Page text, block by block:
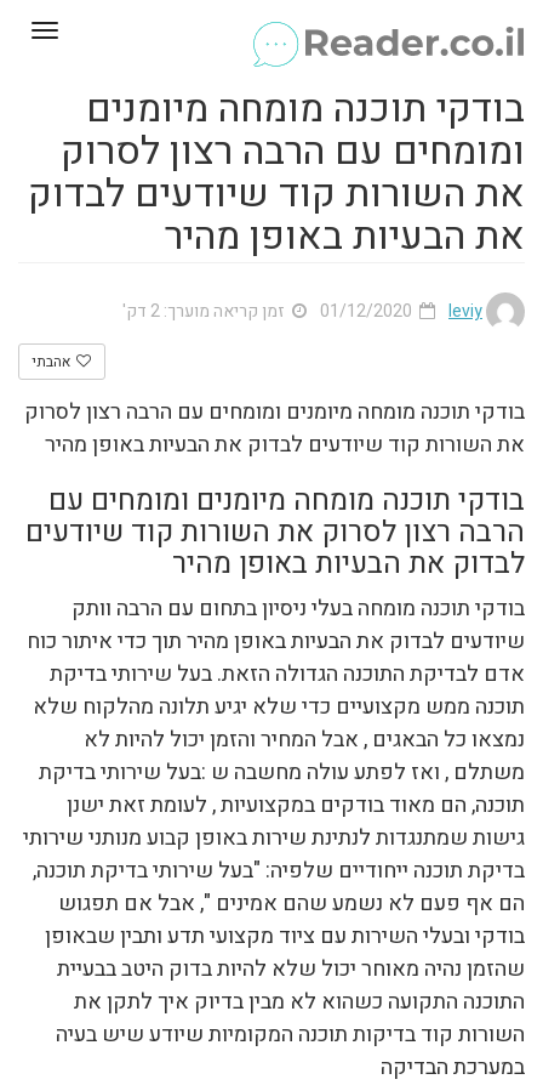
בודקי תוכנה מומחה מיומנים
ומומחים עם הרבה רצון לסרוק
את השורות קוד שיודעים לבדוק
את הבעיות באופן מהיר
leviy זמן קריאה מוערך: 2 דק'
אהבתי
בודקי תוכנה מומחה מיומנים ומומחים עם הרבה רצון לסרוק
את השורות קוד שיודעים לבדוק את הבעיות באופן מהיר
בודקי תוכנה מומחה מיומנים ומומחים עם
הרבה רצון לסרוק את השורות קוד שיודעים
לבדוק את הבעיות באופן מהיר
בודקי תוכנה מומחה בעלי ניסיון בתחום עם הרבה וותק
שיודעים לבדוק את הבעיות באופן מהיר תוך כדי איתור כוח
אדם לבדיקת התוכנה הגדולה הזאת. בעל שירותי בדיקת
תוכנה ממש מקצועיים כדי שלא יגיע תלונה מהלקוח שלא
נמצאו כל הבאגים , אבל המחיר והזמן יכול להיות לא
משתלם , ואז לפתע עולה מחשבה ש :בעל שירותי בדיקת
תוכנה, הם מאוד בודקים במקצועיות , לעומת זאת ישנן
גישות שמתנגדות לנתינת שירות באופן קבוע מנותני שירותי
בדיקת תוכנה ייחודיים שלפיה: "בעל שירותי בדיקת תוכנה,
הם אף פעם לא נשמע שהם אמינים ", אבל אם תפגוש
בודקי ובעלי השירות עם ציוד מקצועי תדע ותבין שבאופן
שהזמן נהיה מאוחר יכול שלא להיות בדוק היטב בבעיית
התוכנה התקועה כשהוא לא מבין בדיוק איך לתקן את
השורות קוד בדיקות תוכנה המקומיות שיודע שיש בעיה
במערכת הבדיקה